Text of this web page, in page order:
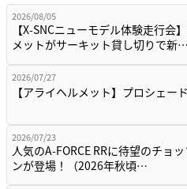
2026/08/05
【X-SNCニューモデル体験走行会
メットがサーキット貸し切りで新…
2026/07/27
【アライヘルメット】プロシェー
2026/07/23
人気のA-FORCE RRに待望のチョ
ンが登場！（2026年秋頃…